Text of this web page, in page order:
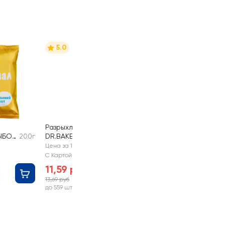
200г
5.0
Разрыхлитель теста
DR.BAKERS
Цена за 1 шт
С Картой №1
11,59 руб
13,69 руб
до 559 шт